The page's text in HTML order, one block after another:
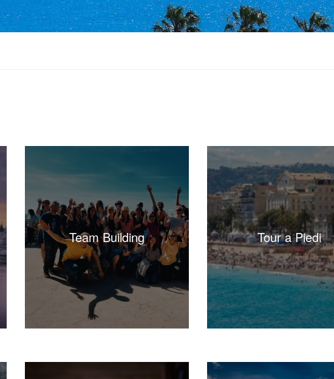
Team Building Tour a Piedi